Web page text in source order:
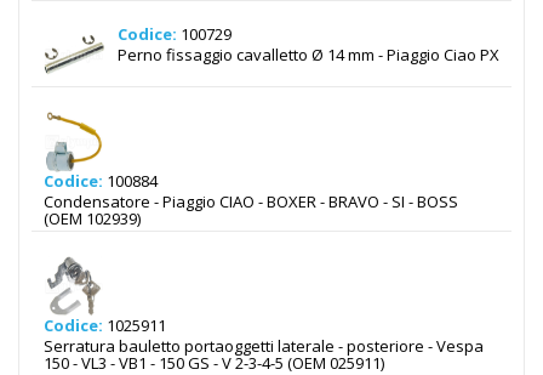
Codice: 100729
Perno fissaggio cavalletto Ø 14 mm - Piaggio Ciao PX
Codice: 100884
Condensatore - Piaggio CIAO - BOXER - BRAVO - SI - BOSS
(OEM 102939)
Codice: 1025911
Serratura bauletto portaoggetti laterale - posteriore - Vespa
150 - VL3 - VB1 - 150 GS - V 2-3-4-5 (OEM 025911)